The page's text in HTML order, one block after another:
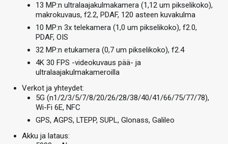
13 MP:n ultralaajakulmakamera (1,12 um pikselikoko),
makrokuvaus, f2.2, PDAF, 120 asteen kuvakulma
10 MP:n 3x telekamera (1,0 um pikselikoko), f2.0,
PDAF, OIS
32 MP:n etukamera (0,7 um pikselikoko), f2.4
4K 30 FPS -videokuvaus pää- ja
ultralaajakulmakameroilla
Verkot ja yhteydet:
5G (n1/2/3/5/7/8/20/26/28/38/40/41/66/75/77/78),
Wi-Fi 6E, NFC
GPS, AGPS, LTEPP, SUPL, Glonass, Galileo
Akku ja lataus: